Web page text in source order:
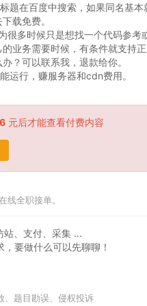
题在百度中搜索，如果同名基
载免费。
很多时候只是想找一个代码参
业务需要时候，有条件就支持正
？可以联系我，退款给你。
运行，赚服务器和cdn费用。
元后才能查看付费内容
线全职接单。
、支付、采集 ...
要做什么可以先聊聊！
、题目勘误、侵权投诉